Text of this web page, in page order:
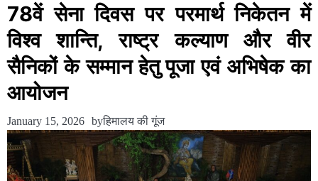
78वें सेना दिवस पर परमार्थ निकेतन में
विश्व शान्ति, राष्ट्र कल्याण और वीर
सैनिकों के सम्मान हेतु पूजा एवं अभिषेक का
आयोजन
January 15, 2026 byहिमालय की गूंज